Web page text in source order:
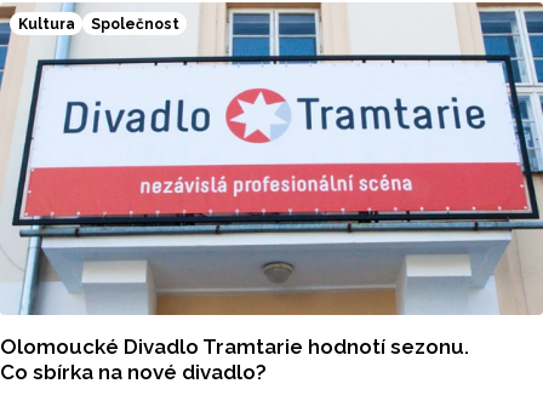
Kultura Společnost
Olomoucké Divadlo Tramtarie hodnotí sezonu.
Co sbírka na nové divadlo?